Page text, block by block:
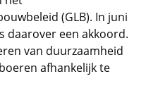
(GLB). In juni
daarover een akkoord.
van duurzaamheid
afhankelijk te